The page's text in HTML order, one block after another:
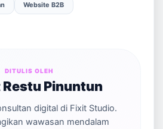
Website B2B
DITULIS OLEH
Pinuntun
digital di Fixit Studio.
wawasan mendalam